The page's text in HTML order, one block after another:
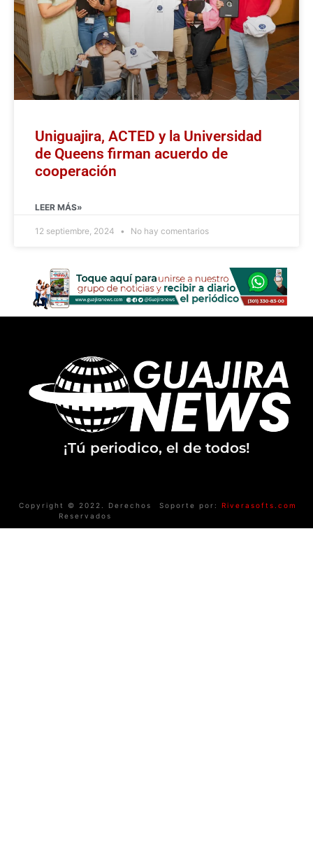
Uniguajira, ACTED y la Universidad
de Queens firman acuerdo de
cooperación
LEER MÁS»
12 septiembre, 2024 No hay comentarios
¡Tú periodico, el de todos!
Copyright © 2022. Derechos
Reservados
Soporte por: Riverasofts.com